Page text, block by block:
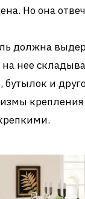
Но она
должна
на нее
бутылок и